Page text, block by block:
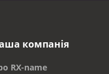
компанія
RX-name